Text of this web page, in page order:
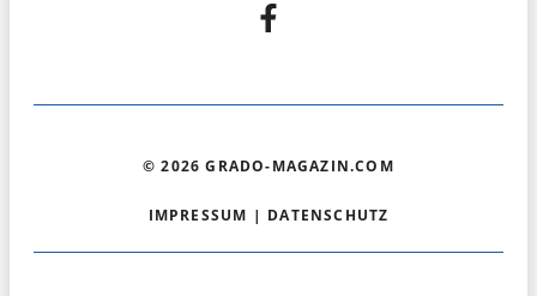
© 2026 GRADO-MAGAZIN.COM
IMPRESSUM | DATENSCHUTZ